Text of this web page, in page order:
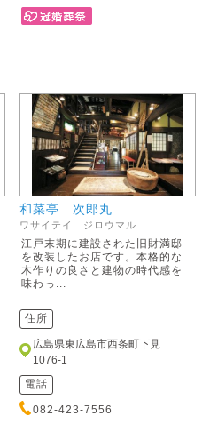
和菜亭 次郎丸
ワサイテイ ジロウマル
江戸末期に建設された旧財満邸
を改装したお店です。本格的な
木作りの良さと建物の時代感を
味わっ...
住所
広島県東広島市西条町下見
1076-1
電話
082-423-7556